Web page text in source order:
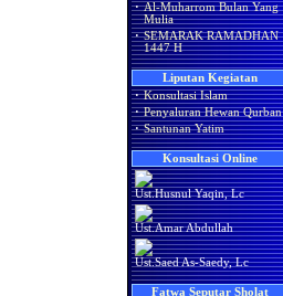
· Al-Muharrom Bulan Yang
Mulia
· SEMARAK RAMADHAN
1447 H
Liputan Kegiatan
· Konsultasi Islam
· Penyaluran Hewan Qurban
· Santunan Yatim
Konsultasi Online
Ust.Husnul Yaqin, Lc
Ust.Amar Abdullah
Ust.Saed As-Saedy, Lc
Fatwa Seputar Sholat